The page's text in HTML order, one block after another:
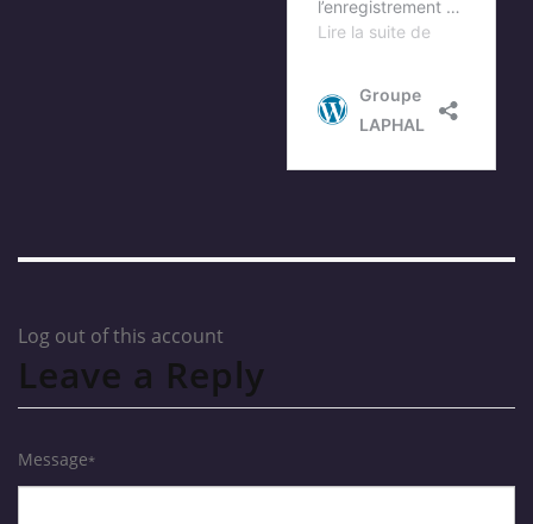
Log out of this account
Leave a Reply
Message*